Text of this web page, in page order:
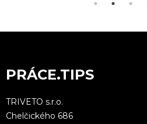
PRÁCE.TIPS
TRIVETO s.r.o.
Chelčického 686